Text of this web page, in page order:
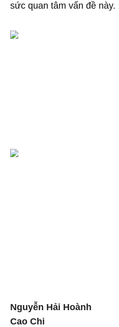
sức quan tâm vấn đề này.
Nguyễn Hải Hoành
Cao Chi